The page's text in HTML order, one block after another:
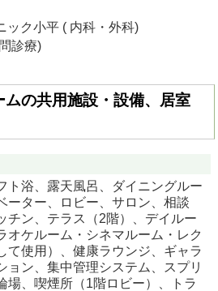
ック小平 ( 内科・外科)
診療)
ムの共用施設・設備、居室
ト浴、露天風呂、ダイニングルー
ーター、ロビー、サロン、相談
チン、テラス（2階）、デイルー
オケルーム・シネマルーム・レク
て使用）、健康ラウンジ、ギャラ
ョン、集中管理システム、スプリ
場、喫煙所（1階ロビー）、トラ